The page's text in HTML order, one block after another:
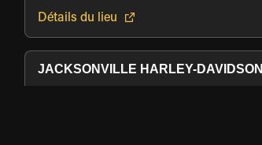
Détails du lieu
JACKSONVILLE HARLEY-DAVIDSON